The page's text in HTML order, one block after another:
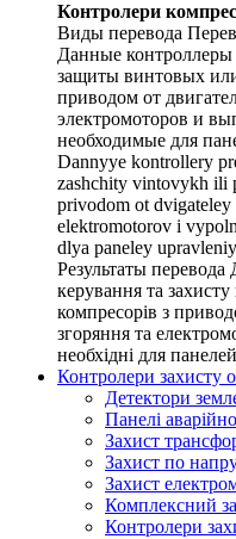
Контролери
Виды перевода
Данные контроллеры
защиты винтовых
приводом от
электромоторов и
необходимые для
Dannyye kontrollery
zashchity vintovykh ili
privodom ot dvigateley
elektromotorov i
dlya paneley
Результаты перевода
керування та
компресорів з
згоряння та
необхідні для
Контролери захисту
Детектори
Панелі
Захист
Захист по
Захист
Комплексний
Контролери